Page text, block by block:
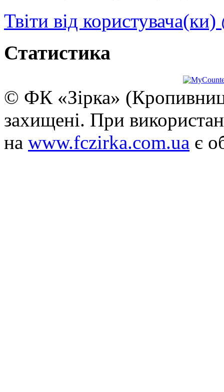
Твіти від
Статистика
© ФК «Зірка»
захищені. При
на www.fczirka.com.ua є